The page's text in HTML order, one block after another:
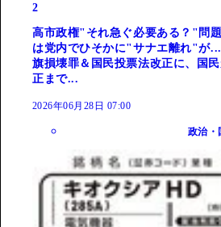
2
高市政権"それ急ぐ必要ある？"問
は党内でひそかに"サナエ離れ"が
旗損壊罪＆国民投票法改正に、国
正まで...
2026年06月28日 07:00
政治・